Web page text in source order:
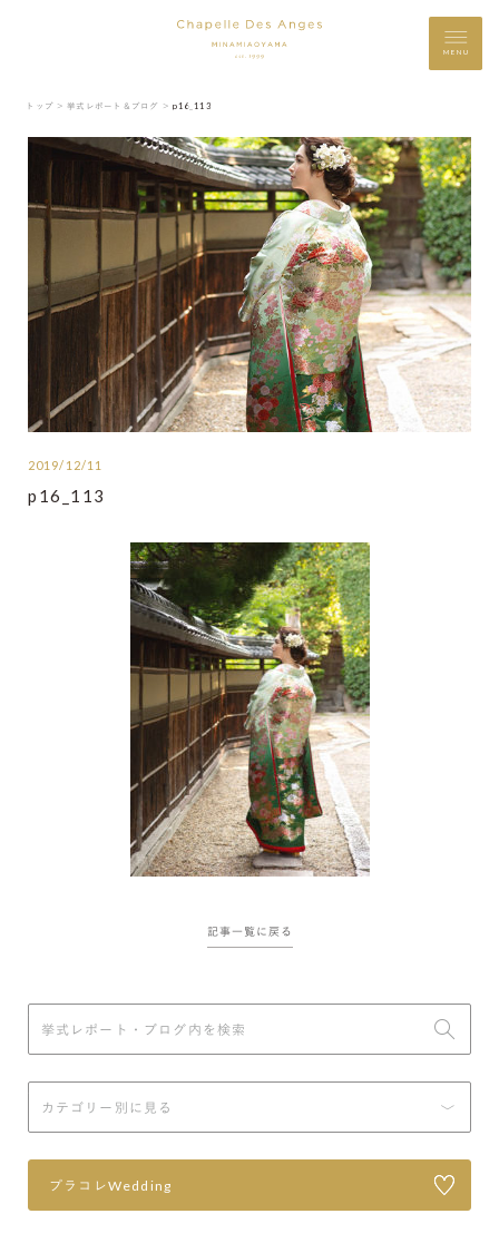
MENU
トップ ＞ 挙式レポート＆ブログ ＞ p16_113
2019/12/11
p16_113
記事一覧に戻る
プラコレWedding